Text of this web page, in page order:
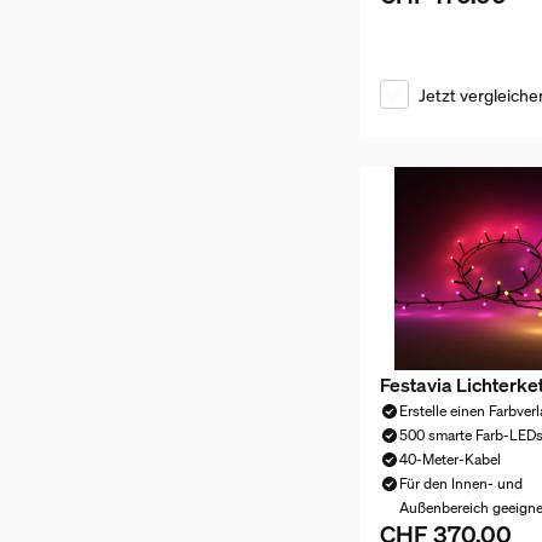
Jetzt
Festavia
Erstelle einen
500 smarte Farb-LEDs
40-Meter-Kabel
Für den Innen- und
Außenbereich
Aktueller Preis ist
CHF 370.00